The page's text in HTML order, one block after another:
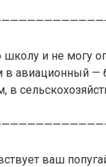
и не могу
в авиационный —
в
ваш